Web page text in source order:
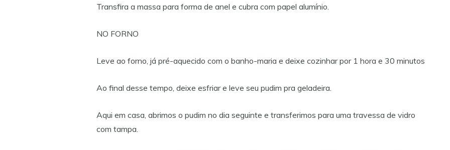
Transfira a massa para forma de anel e cubra com papel alumínio.
NO FORNO
Leve ao forno, já pré-aquecido com o banho-maria e deixe cozinhar por 1 hora e 30 minutos
Ao final desse tempo, deixe esfriar e leve seu pudim pra geladeira.
Aqui em casa, abrimos o pudim no dia seguinte e transferimos para uma travessa de vidro
com tampa.